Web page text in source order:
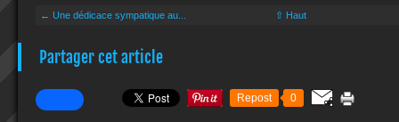
← Une dédicace sympatique au... ⇧ Haut
Partager cet article
Repost 0